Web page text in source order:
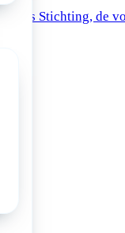
Stichting, de